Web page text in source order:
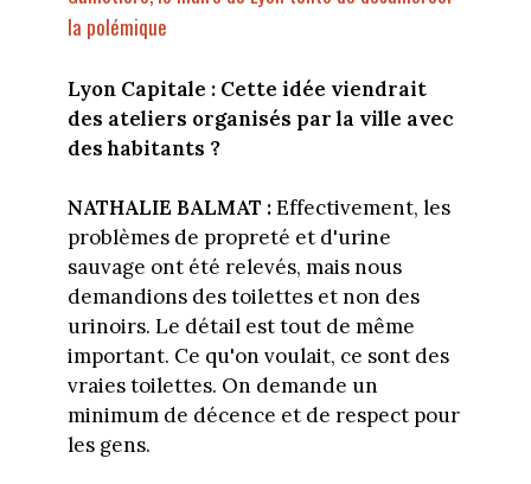
la polémique
Lyon Capitale : Cette idée viendrait
des ateliers organisés par la ville avec
des habitants ?
NATHALIE BALMAT :Effectivement, les
problèmes de propreté et d'urine
sauvage ont été relevés, mais nous
demandions des toilettes et non des
urinoirs. Le détail est tout de même
important. Ce qu'on voulait, ce sont des
vraies toilettes. On demande un
minimum de décence et de respect pour
les gens.